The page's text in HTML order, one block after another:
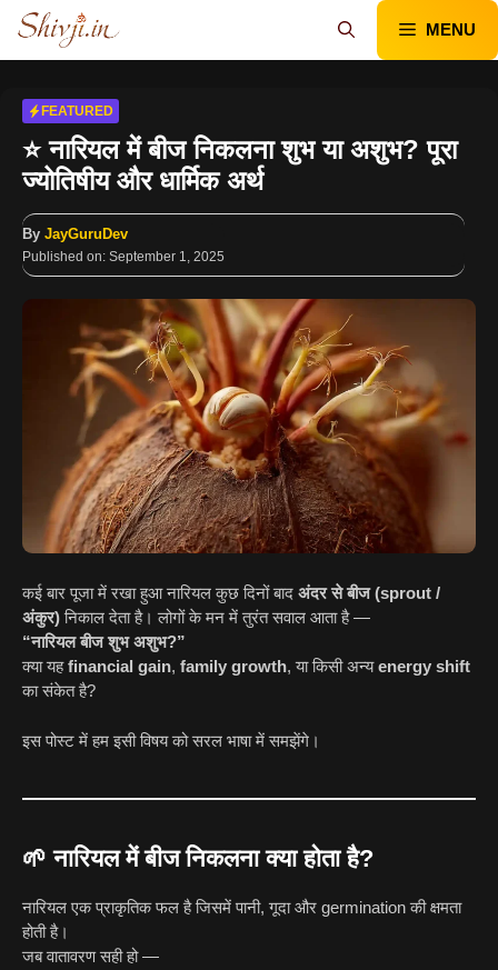
Skip
content
MENU
FEATURED
⭐ नारियल में बीज निकलना शुभ या अशुभ? पूरा
ज्योतिषीय और धार्मिक अर्थ
By JayGuruDev
Published on: September 1, 2025
कई बार पूजा में रखा हुआ नारियल कुछ दिनों बाद अंदर से बीज (sprout /
अंकुर)निकाल देता है। लोगों के मन में तुरंत सवाल आता है —
“नारियल बीज शुभ अशुभ?”
क्या यहfinancial gain, family growth, या किसी अन्यenergy shift
का संकेत है?
इस पोस्ट में हम इसी विषय को सरल भाषा में समझेंगे।
🌱 नारियल में बीज निकलना क्या होता है?
नारियल एक प्राकृतिक फल है जिसमें पानी, गूदा और germination की क्षमता
होती है।
जब वातावरण सही हो —